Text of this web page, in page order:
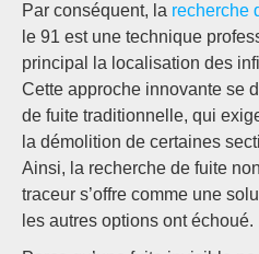
Par conséquent, la recherche
le 91 est une technique
principal la localisation des
Cette approche innovante se
de fuite traditionnelle, qui
la démolition de certaines
Ainsi, la recherche de fuite
traceur s’offre comme une
les autres options ont échoué.